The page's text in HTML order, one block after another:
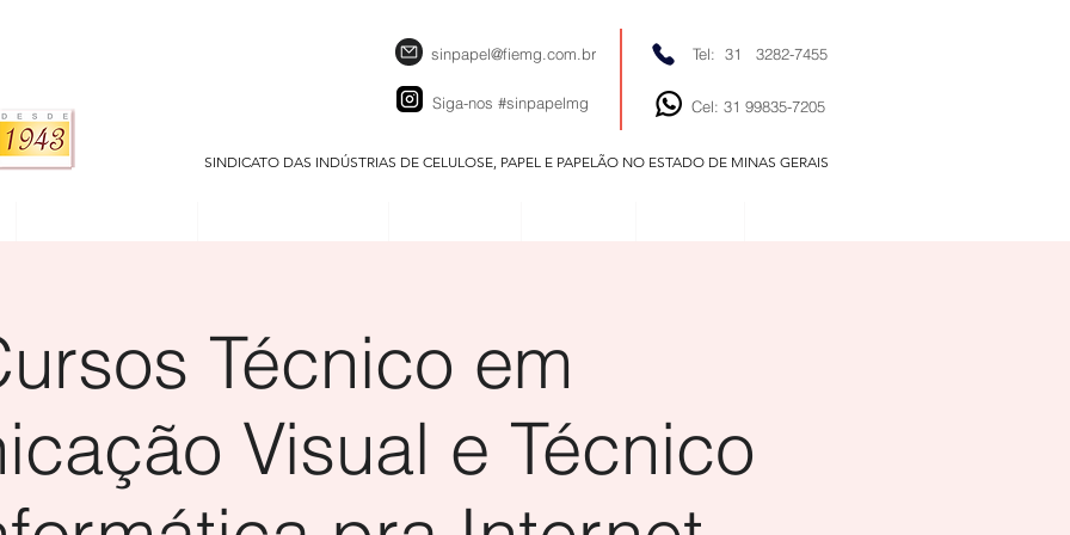
sinpapel@fiemg.com.br
Siga-nos #sinpapelmg
Tel: 31 3282-7455
Cel: 31 99835-7205
SINDICATO DAS INDÚSTRIAS DE CELULOSE, PAPEL E PAPELÃO NO ESTADO DE MINAS GERAIS
Técnico em
Visual e Técnico